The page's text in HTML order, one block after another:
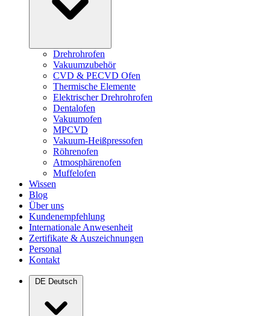
Drehrohrofen
Vakuumzubehör
CVD & PECVD Ofen
Thermische Elemente
Elektrischer Drehrohrofen
Dentalofen
Vakuumofen
MPCVD
Vakuum-Heißpressofen
Röhrenofen
Atmosphärenofen
Muffelofen
Wissen
Blog
Über uns
Kundenempfehlung
Internationale Anwesenheit
Zertifikate & Auszeichnungen
Personal
Kontakt
DE Deutsch